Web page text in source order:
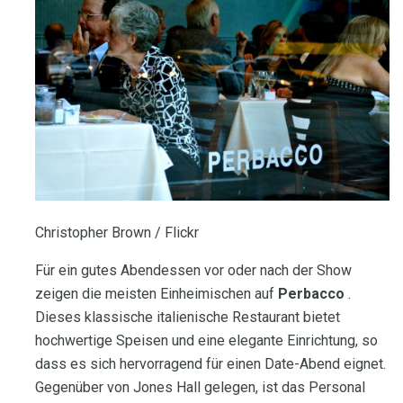
Christopher Brown / Flickr
Für ein gutes Abendessen vor oder nach der Show
zeigen die meisten Einheimischen auf Perbacco .
Dieses klassische italienische Restaurant bietet
hochwertige Speisen und eine elegante Einrichtung, so
dass es sich hervorragend für einen Date-Abend eignet.
Gegenüber von Jones Hall gelegen, ist das Personal